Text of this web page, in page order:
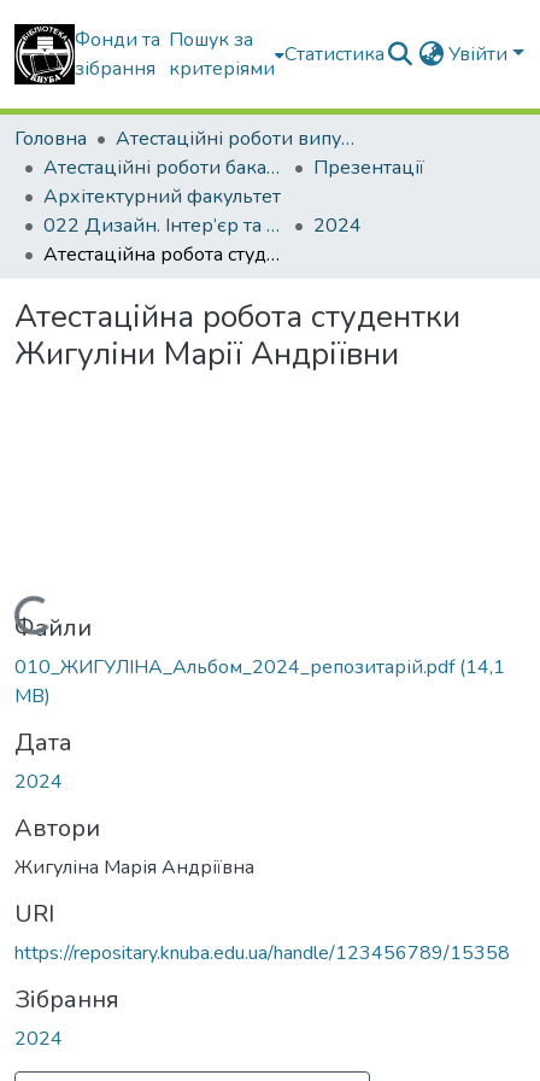
Фонди та
зібрання
Пошук за
критеріями
Статистика Увійти
Головна
Атестаційні роботи випускників
Атестаційні роботи бакалаврів
Презентації
Архітектурний факультет
022 Дизайн. Інтер’єр та обладнання
2024
Атестаційна робота студентки Жигуліни Марії Андріївни
Атестаційна робота студентки
Жигуліни Марії Андріївни
Вантажиться...
Файли
010_ЖИГУЛІНА_Альбом_2024_репозитарій.pdf(14,1
MB)
Дата
2024
Автори
Жигуліна Марія Андріївна
URI
https://repositary.knuba.edu.ua/handle/123456789/15358
Зібрання
2024